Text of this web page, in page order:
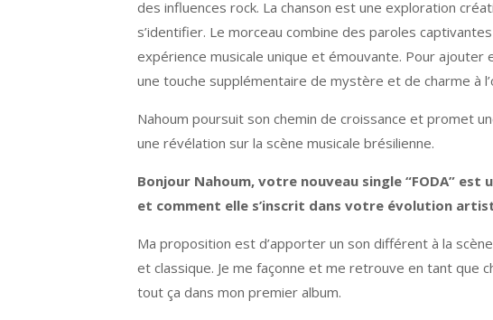
des influences rock. La chanson est une exploration
s’identifier. Le morceau combine des paroles
expérience musicale unique et émouvante. Pour ajouter
une touche supplémentaire de mystère et de charme à
Nahoum poursuit son chemin de croissance et promet
une révélation sur la scène musicale brésilienne.
Bonjour Nahoum, votre nouveau single “FODA”
et comment elle s’inscrit dans votre évolution
Ma proposition est d’apporter un son différent à la
et classique. Je me façonne et me retrouve en tant que
tout ça dans mon premier album.